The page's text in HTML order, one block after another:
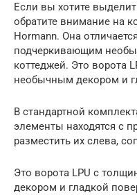
Если вы хотите
обратите внимание на
Hormann. Она
подчеркивающим
коттеджей. Это ворота
необычным декором и
В стандартной
элементы находятся с
разместить их слева,
Это ворота LPU с
декором и гладкой